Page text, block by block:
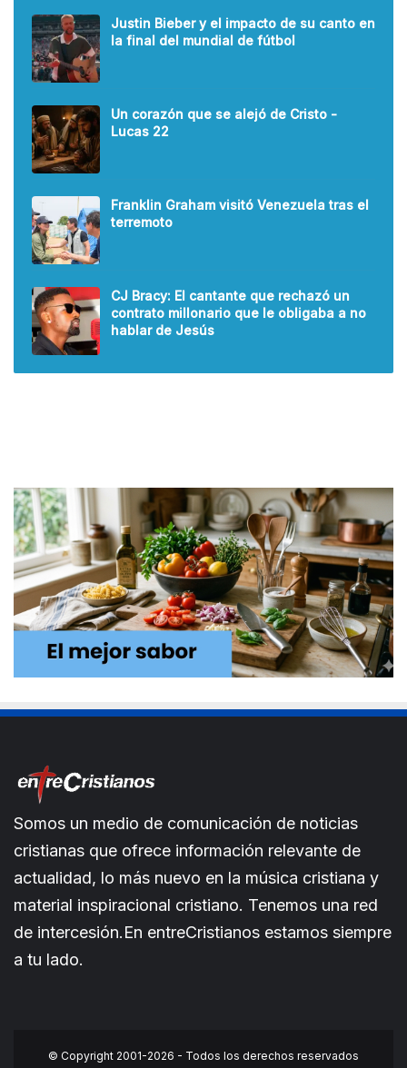
Justin Bieber y el impacto de su canto en
la final del mundial de fútbol
Un corazón que se alejó de Cristo -
Lucas 22
Franklin Graham visitó Venezuela tras el
terremoto
CJ Bracy: El cantante que rechazó un
contrato millonario que le obligaba a no
hablar de Jesús
Somos un medio de comunicación de noticias
cristianas que ofrece información relevante de
actualidad, lo más nuevo en la música cristiana y
material inspiracional cristiano. Tenemos una red
de intercesión.En entreCristianos estamos siempre
a tu lado.
© Copyright 2001-2026 - Todos los derechos reservados